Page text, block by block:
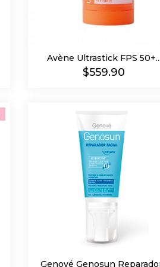
Avène Ultrastick FPS 50+...
Precio
$559.90
Genové Genosun